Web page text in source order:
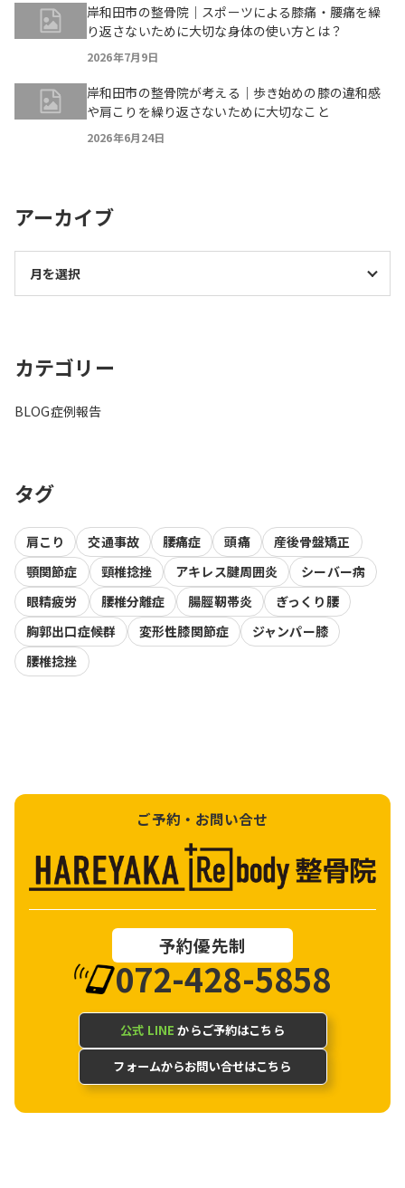
岸和田市の整骨院｜スポーツによる膝痛・腰痛を繰
り返さないために大切な身体の使い方とは？
2026年7月9日
岸和田市の整骨院が考える｜歩き始めの膝の違和感
や肩こりを繰り返さないために大切なこと
2026年6月24日
アーカイブ
カテゴリー
BLOG症例報告
タグ
肩こり 交通事故 腰痛症 頭痛
産後骨盤矯正
顎関節症
頸椎捻挫 アキレス腱周囲炎
シーバー病
眼精疲労
腰椎分離症 腸脛靭帯炎
ぎっくり腰
胸郭出口症候群
変形性膝関節症
ジャンパー膝
腰椎捻挫
ご予約・お問い合せ
予約優先制
072-428-5858
公式 LINE からご予約はこちら
フォームからお問い合せはこちら